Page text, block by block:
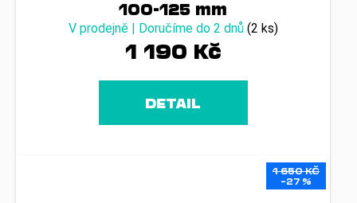
100-125 mm
V prodejně | Doručíme do 2 dnů (2 ks)
1 190 Kč
DETAIL
1 650 KČ
–27 %